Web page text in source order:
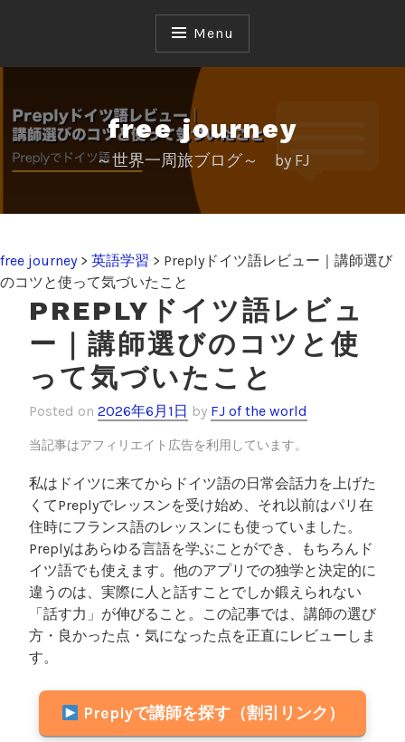
t
Menu
free journey
～世界一周旅ブログ～ by FJ
free journey> 英語学習 > Preplyドイツ語レビュー｜講師選び
のコツと使って気づいたこと
PREPLYドイツ語レビュ
ー｜講師選びのコツと使
って気づいたこと
Posted on 2026年6月1日 by FJ of the world
当記事はアフィリエイト広告を利用しています。
私はドイツに来てからドイツ語の日常会話力を上げた
くてPreplyでレッスンを受け始め、それ以前はパリ在
住時にフランス語のレッスンにも使っていました。
Preplyはあらゆる言語を学ぶことができ、もちろんド
イツ語でも使えます。他のアプリでの独学と決定的に
違うのは、実際に人と話すことでしか鍛えられない
「話す力」が伸びること。この記事では、講師の選び
方・良かった点・気になった点を正直にレビューしま
す。
Preplyで講師を探す（割引リンク）